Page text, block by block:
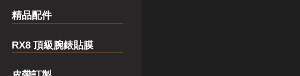
精品配件
RX8 頂級腕錶貼膜